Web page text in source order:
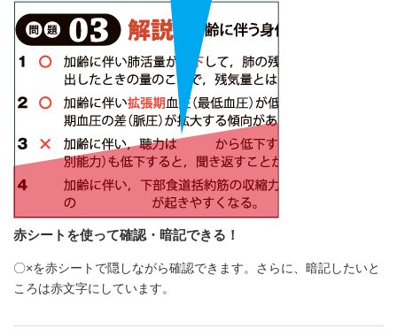
赤シートを使って確認・暗記できる！
〇×を赤シートで隠しながら確認できます。さらに、暗記したいと
ころは赤文字にしています。